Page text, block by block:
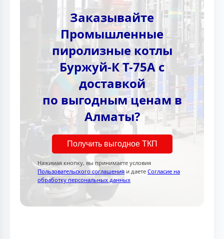
Заказывайте
Промышленные
пиролизные котлы
Буржуй-К Т-75А с
доставкой
по выгодным ценам в
Алматы?
Получить выгодное ТКП
Нажимая кнопку, вы принимаете условия
Пользовательского соглашения и даете Согласие на
обработку персональных данных